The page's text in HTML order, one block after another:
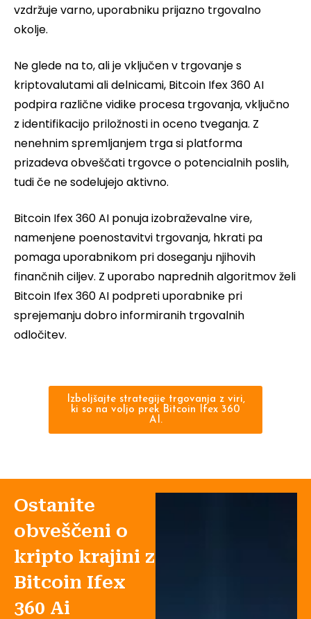
vzdržuje varno, uporabniku prijazno trgovalno
okolje.
Ne glede na to, ali je vključen v trgovanje s
kriptovalutami ali delnicami, Bitcoin Ifex 360 AI
podpira različne vidike procesa trgovanja, vključno
z identifikacijo priložnosti in oceno tveganja. Z
nenehnim spremljanjem trga si platforma
prizadeva obveščati trgovce o potencialnih poslih,
tudi če ne sodelujejo aktivno.
Bitcoin Ifex 360 AI ponuja izobraževalne vire,
namenjene poenostavitvi trgovanja, hkrati pa
pomaga uporabnikom pri doseganju njihovih
finančnih ciljev. Z uporabo naprednih algoritmov želi
Bitcoin Ifex 360 AI podpreti uporabnike pri
sprejemanju dobro informiranih trgovalnih
odločitev.
Izboljšajte strategije trgovanja z viri,
ki so na voljo prek Bitcoin Ifex 360
AI.
Ostanite
obveščeni o
kripto krajini z
Bitcoin Ifex
360 Ai